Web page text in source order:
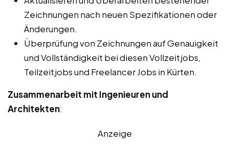
Zeichnungen nach neuen Spezifikationen oder
Änderungen.
Überprüfung von Zeichnungen auf Genauigkeit
und Vollständigkeit bei diesen Vollzeitjobs,
Teilzeitjobs und Freelancer Jobs in Kürten.
Zusammenarbeit mit Ingenieuren und
Architekten:
Anzeige